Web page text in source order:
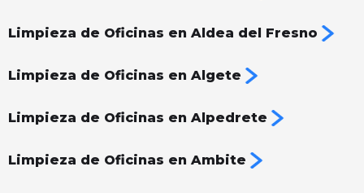
Limpieza de Oficinas en Aldea del Fresno
Limpieza de Oficinas en Algete
Limpieza de Oficinas en Alpedrete
Limpieza de Oficinas en Ambite